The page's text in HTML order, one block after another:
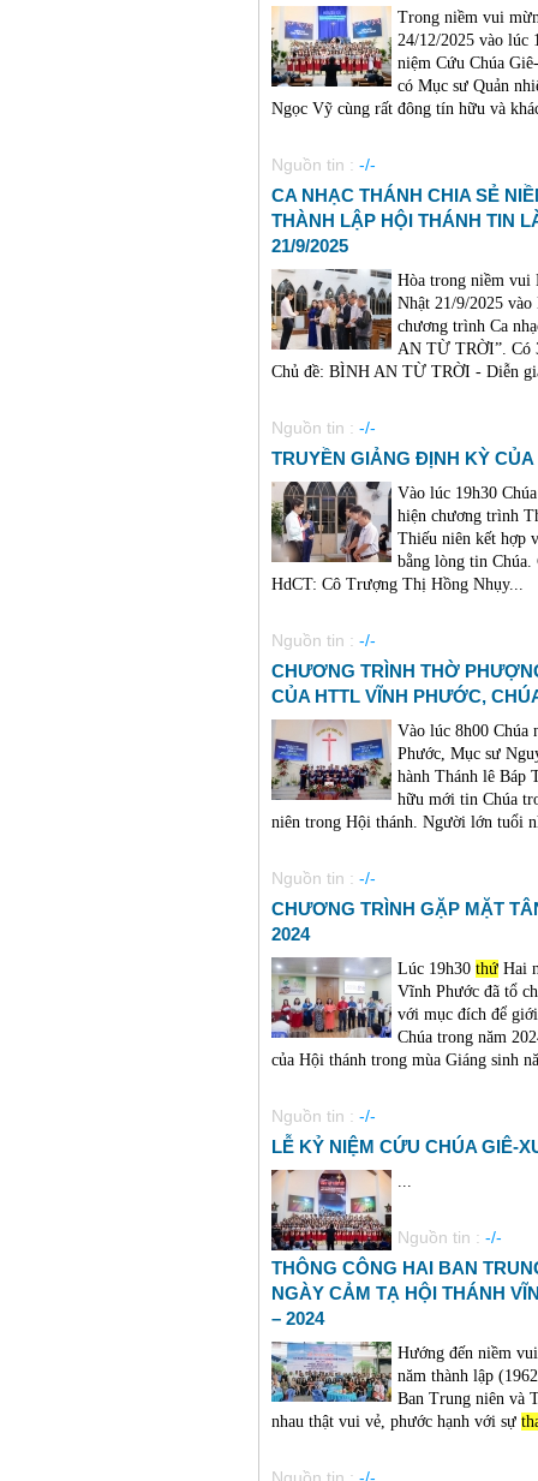
Trong niềm vui
24/12/2025 vào lúc
niệm Cứu Chúa
có Mục sư Quản
Ngọc Vỹ cùng rất đông tín hữu và
Nguồn tin : -/-
CA NHẠC THÁNH CHIA SẺ
THÀNH LẬP HỘI THÁNH TIN
21/9/2025
Hòa trong niềm vui
Nhật 21/9/2025
chương trình Ca
AN TỪ TRỜI”. Có
Chủ đề: BÌNH AN TỪ TRỜI - Diễn
Nguồn tin : -/-
TRUYỀN GIẢNG ĐỊNH KỲ
Vào lúc 19h30
hiện chương trình
Thiếu niên kết hợp
bằng lòng tin
HdCT: Cô Trượng Thị Hồng Nhụy...
Nguồn tin : -/-
CHƯƠNG TRÌNH THỜ
CỦA HTTL VĨNH PHƯỚC,
Vào lúc 8h00 Chúa
Phước, Mục sư
hành Thánh lê Báp
hữu mới tin Chúa
niên trong Hội thánh. Người lớn tuổi
Nguồn tin : -/-
CHƯƠNG TRÌNH GẶP MẶT
2024
Lúc 19h30 thứ Hai
Vĩnh Phước đã tổ
với mục đích để
Chúa trong năm
của Hội thánh trong mùa Giáng sinh
Nguồn tin : -/-
LỄ KỶ NIỆM CỨU CHÚA GIÊ-
...
Nguồn tin : -/-
THÔNG CÔNG HAI BAN
NGÀY CẢM TẠ HỘI THÁNH
– 2024
Hướng đến niềm
năm thành lập
Ban Trung niên và
nhau thật vui vẻ, phước hạnh với sự